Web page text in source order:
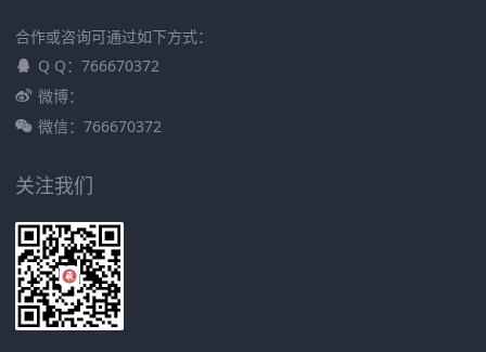
合作或咨询可通过如下方式：
Q Q：766670372
微博：
微信：766670372
关注我们